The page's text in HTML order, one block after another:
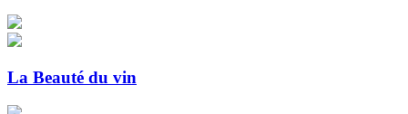
La Beauté du vin